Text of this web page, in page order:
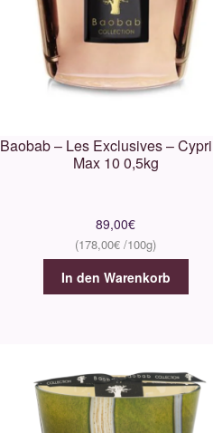
Baobab – Les Exclusives –
Max 10 0,5kg
89,00€
178,00€
In den Warenkorb